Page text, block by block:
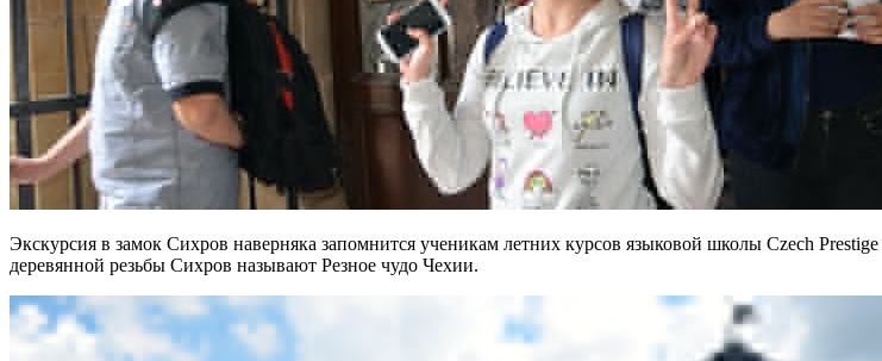
Экскурсия в замок Сихров наверняка запомнится ученикам летних курсов языковой школы Czech Prestige
деревянной резьбы Сихров называют Резное чудо Чехии.